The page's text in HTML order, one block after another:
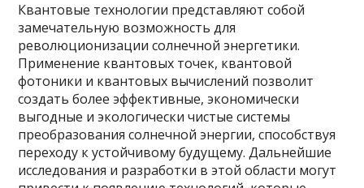
Квантовые технологии представляют собой
замечательную возможность для
революционизации солнечной энергетики.
Применение квантовых точек, квантовой
фотоники и квантовых вычислений позволит
создать более эффективные, экономически
выгодные и экологически чистые системы
преобразования солнечной энергии, способствуя
переходу к устойчивому будущему. Дальнейшие
исследования и разработки в этой области могут